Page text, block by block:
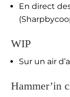
En direct
WIP
Sur un air
Hammer’in